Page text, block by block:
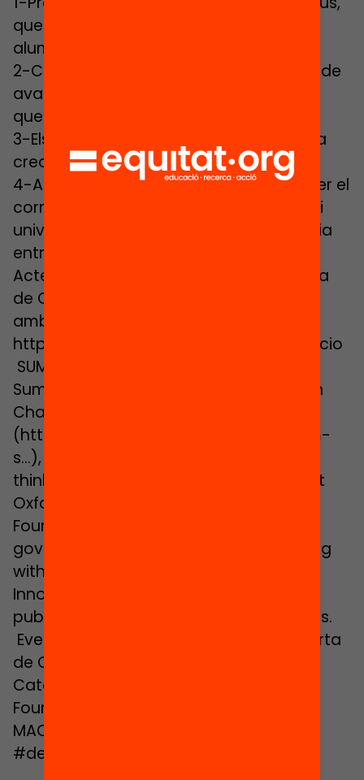
que proposin noves experiències als
alumnes.
2-Currículums dinàmics i noves formes de
avaluació en què importi més el procés
que no pas els resultats.
3-Els exàmens estandarditzats maten la
creativitat.
4-Aquest tipus d’ensenyament ha de ser el
corrent principal, amb l’acord de pares i
universitats. Hem de defugir la dicotomia
entre ensenyament antic i innovador.
Acte organitzat per la Universitat Oberta
de Catalunya i la Fundació Jaume Bofill
amb la col·laboració del MACBA.
http://www.debats.cat, #debatseducacio
SUMMARY
Summary of Debates on education with
Charles Leadbeater
(http://debats.cat/ca/debats/problem-
s…), one of the world’s most influential
thinkers. He is a writer, a visiting fellow at
Oxford University and The Young
Foundation, and has worked in a
government advisory capacity, including
with the UK Department for Education’s
Innovation Unit. His more recent
publications include The Problem Solvers.
Event organized by the Universitat Oberta
de Catalunya (Open University of
Catalonia) and the Jaume Bofill
Foundation, with the collaboration of
MACBA. www.debats.cat,
#debatseducacio